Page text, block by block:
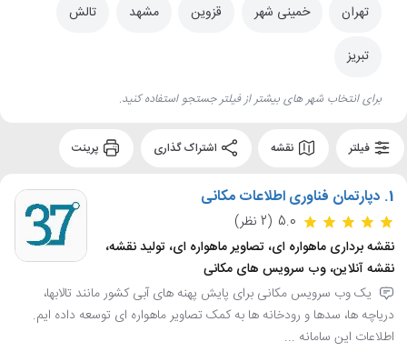
تهران
خمینی شهر قزوین مشهد تالش
تبریز
برای انتخاب شهر های بیشتر از فیلتر جستجو استفاده کنید.
فیلتر نقشه
1. دپارتمان فناوری اطلاعات مکانی
5.0 (2 نظر)
نقشه برداری ماهواره ای، تصاویر ماهواره ای، تولید نقشه،
نقشه آنلاین، وب سرویس های مکانی
یک وب سرویس مکانی برای پایش پهنه های آبی کشور مانند تالابها،
دریاچه ها، سدها و رودخانه ها به کمک تصاویر ماهواره ای توسعه داده ایم.
اطلاعات این سامانه ...